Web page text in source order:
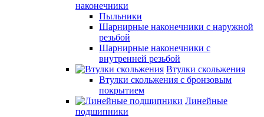
наконечники
Пыльники
Шарнирные наконечники с наружной
резьбой
Шарнирные наконечники с
внутренней резьбой
Втулки скольжения
Втулки скольжения с бронзовым
покрытием
Линейные
подшипники